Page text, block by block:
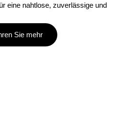
eine nahtlose, zuverlässige und
Sie mehr